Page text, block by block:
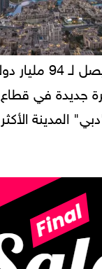
جديدة في قطاع
المدينة